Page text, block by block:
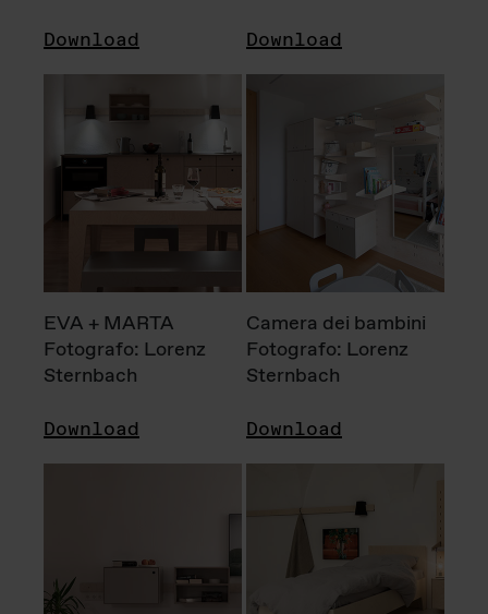
Download Download
EVA + MARTA
Fotografo: Lorenz
Sternbach
Download
Camera dei bambini
Fotografo: Lorenz
Sternbach
Download